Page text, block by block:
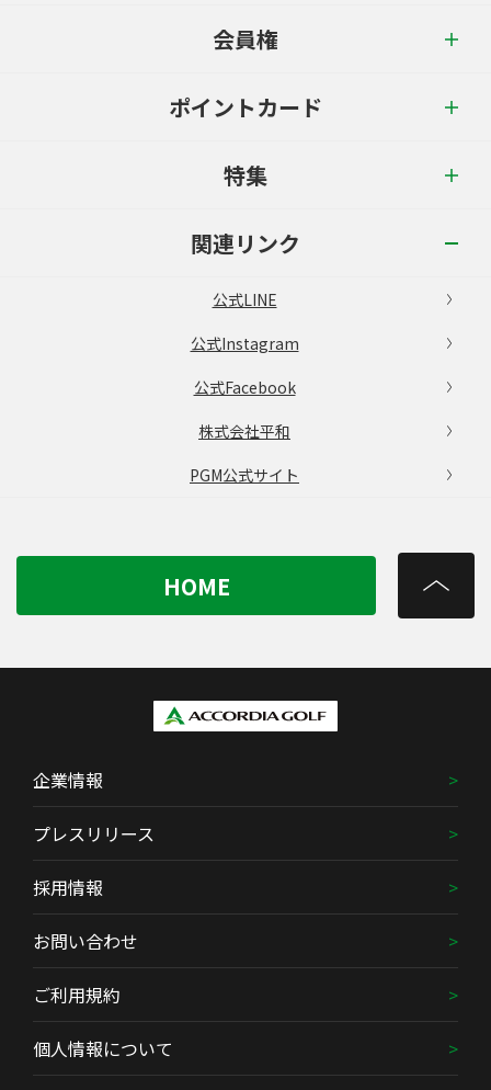
会員権
ポイントカード
特集
関連リンク
公式LINE
公式Instagram
公式Facebook
株式会社平和
PGM公式サイト
HOME
企業情報
プレスリリース
採用情報
お問い合わせ
ご利用規約
個人情報について